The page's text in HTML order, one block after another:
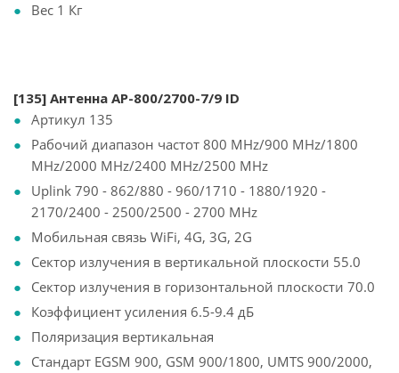
Вес 1 Кг
[135] Антенна AP-800/2700-7/9 ID
Артикул 135
Рабочий диапазон частот 800 MHz/900 MHz/1800
MHz/2000 MHz/2400 MHz/2500 MHz
Uplink 790 - 862/880 - 960/1710 - 1880/1920 -
2170/2400 - 2500/2500 - 2700 MHz
Мобильная связь WiFi, 4G, 3G, 2G
Сектор излучения в вертикальной плоскости 55.0
Сектор излучения в горизонтальной плоскости 70.0
Коэффициент усиления 6.5-9.4 дБ
Поляризация вертикальная
Стандарт EGSM 900, GSM 900/1800, UMTS 900/2000,